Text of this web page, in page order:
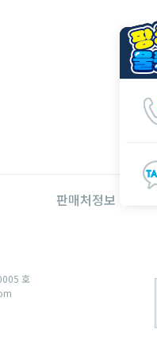
판매처정보
호